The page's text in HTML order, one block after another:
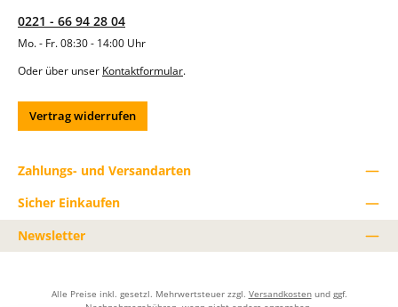
0221 - 66 94 28 04
Mo. - Fr. 08:30 - 14:00 Uhr
Oder über unser Kontaktformular.
Vertrag widerrufen
Zahlungs- und Versandarten
Sicher Einkaufen
Newsletter
Alle Preise inkl. gesetzl. Mehrwertsteuer zzgl. Versandkostenund ggf.